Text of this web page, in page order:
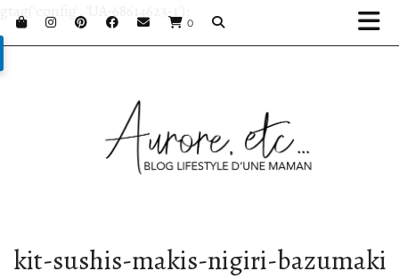
0
gtag('config', 'UA-68614623-1');
kit-sushis-makis-nigiri-bazumaki